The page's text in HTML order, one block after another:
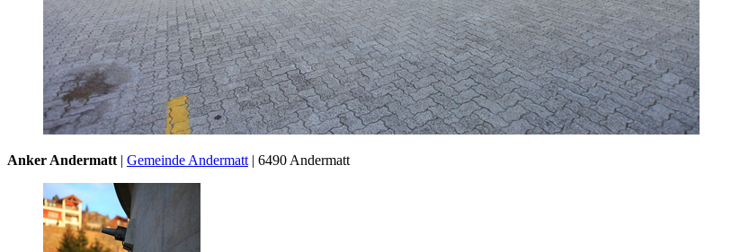
Anker Andermatt | Gemeinde Andermatt | 6490 Andermatt